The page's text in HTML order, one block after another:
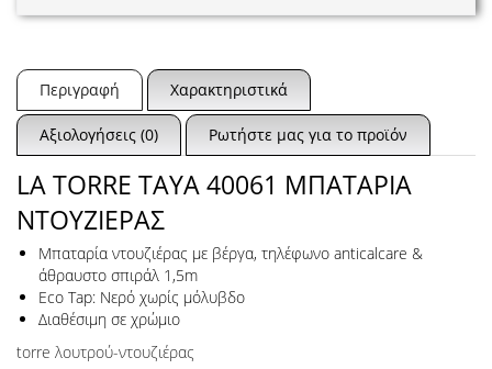
Περιγραφή Χαρακτηριστικά
Αξιολογήσεις (0) Ρωτήστε μας για το προϊόν
LA TORRE TAYA 40061 ΜΠΑΤΑΡΙΑ
ΝΤΟΥΖΙΕΡΑΣ
Μπαταρία ντουζιέρας με βέργα, τηλέφωνο anticalcare &
άθραυστο σπιράλ 1,5m
Eco Tap: Νερό χωρίς μόλυβδο
Διαθέσιμη σε χρώμιο
torre λουτρού-ντουζιέρας